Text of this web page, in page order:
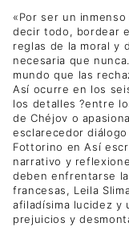
«Por ser un
decir todo, bordear
reglas de la moral y
necesaria que
mundo que las
Así ocurre en los
los detalles ?entre
de Chéjov o
esclarecedor
Fottorino en Así
narrativo y
deben enfrentarse
francesas, Leila
afiladísima lucidez y
prejuicios y